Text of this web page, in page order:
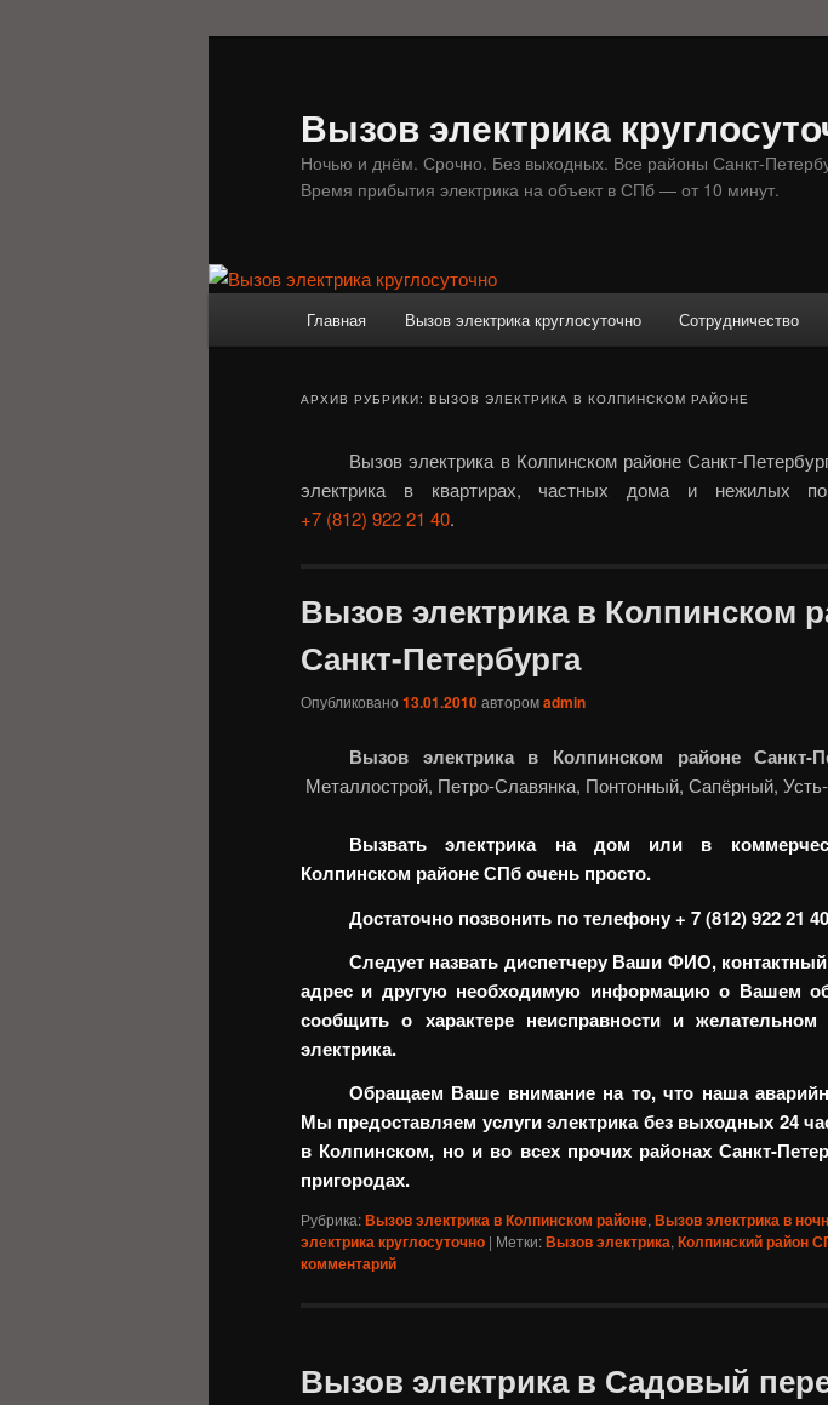
Вызов электрика
Ночью и днём. Срочно. Без выходных. Все районы Санкт-
Время прибытия электрика на объект в СПб — от 10 минут.
Главная Вызов электрика круглосуточно Сотрудничество
АРХИВ РУБРИКИ: ВЫЗОВ ЭЛЕКТРИКА В КОЛПИНСКОМ РАЙОНЕ
Вызов электрика в Колпинском районе Санкт-
электрика в квартирах, частных дома и нежилых
+7 (812) 922 21 40.
Вызов электрика в Колпинском
Санкт-Петербурга
Опубликовано 13.01.2010авторомadmin
Вызов электрика в Колпинском районе Санкт-
Металлострой, Петро-Славянка, Понтонный, Сапёрный,
Вызвать электрика на дом или в
Колпинском районе СПб очень просто.
Достаточно позвонить по телефону + 7 (812) 922 21
Следует назвать диспетчеру Ваши ФИО,
адрес и другую необходимую информацию о Вашем
сообщить о характере неисправности и
электрика.
Обращаем Ваше внимание на то, что наша
Мы предоставляем услуги электрика без выходных 24
в Колпинском, но и во всех прочих районах Санкт-
пригородах.
Рубрика:Вызов электрика в Колпинском районе, Вызов электрика в
электрика круглосуточно | Метки:Вызов электрика, Колпинский район
комментарий
Вызов электрика в Садовый